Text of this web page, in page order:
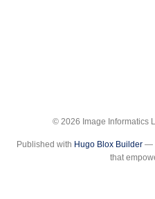
© 2026 Image Informatics
Published with Hugo Blox Builder—
that